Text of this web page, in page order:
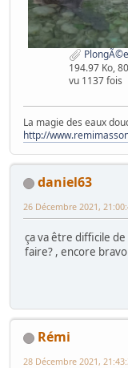
194.97 Ko,
vu 1137 fois
La magie des eaux
http://
daniel63
26 Décembre 2021,
ça va être difficile
faire? , encore
Rémi
28 Décembre 2021,